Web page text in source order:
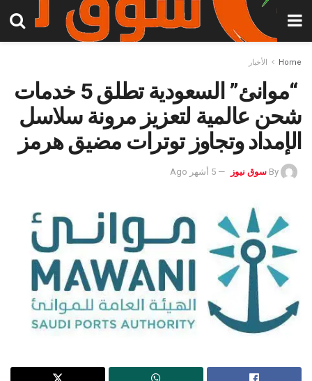
Home الأخبار
“موانئ” السعودية تطلق 5 خدمات
شحن عالمية لتعزيز مرونة سلاسل
الإمداد وتجاوز توترات مضيق هرمز
By سوق نيوز 5 أشهر Ago